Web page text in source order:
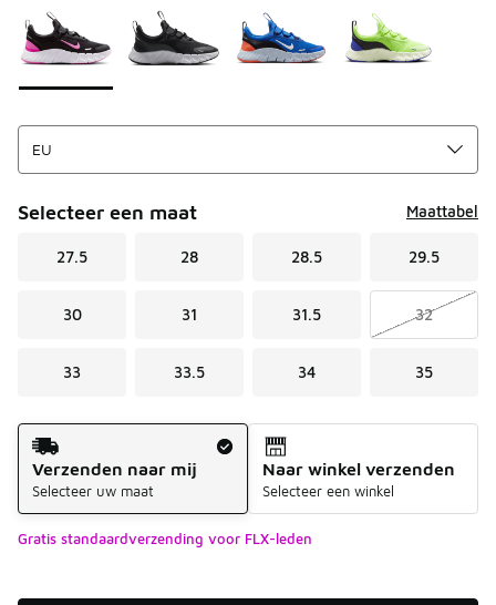
Selecteer een maat Maattabel
27.5 28 28.5 29.5
30 31 31.5 32
33 33.5 34 35
Verzendmethode
Verzenden naar mij
Selecteer uw maat
Naar winkel verzenden
Selecteer een winkel
Gratis standaardverzending voor FLX-leden